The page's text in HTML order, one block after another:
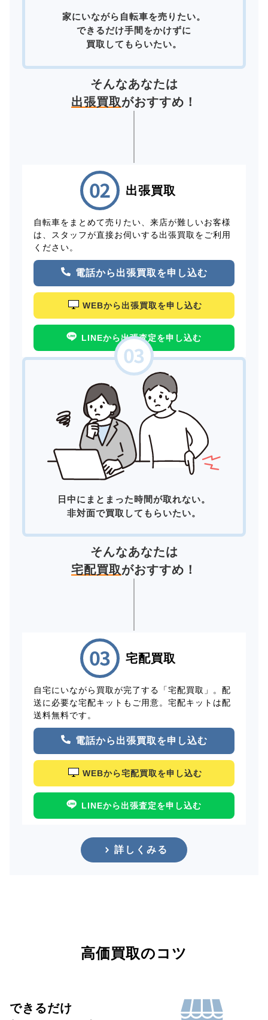
家にいながら自転車を売りたい。
できるだけ手間をかけずに
買取してもらいたい。
そんなあなたは
出張買取がおすすめ！
出張買取
自転車をまとめて売りたい、来店が難しいお客様
は、スタッフが直接お伺いする出張買取をご利用
ください。
電話から出張買取を申し込む
WEBから出張買取を申し込む
LINEから出張査定を申し込む
日中にまとまった時間が取れない。
非対面で買取してもらいたい。
そんなあなたは
宅配買取がおすすめ！
宅配買取
自宅にいながら買取が完了する「宅配買取」。配
送に必要な宅配キットもご用意。宅配キットは配
送料無料です。
電話から出張買取を申し込む
WEBから宅配買取を申し込む
LINEから出張査定を申し込む
詳しくみる
高価買取のコツ
できるだけ